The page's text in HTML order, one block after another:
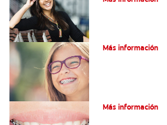
Más información
Más información